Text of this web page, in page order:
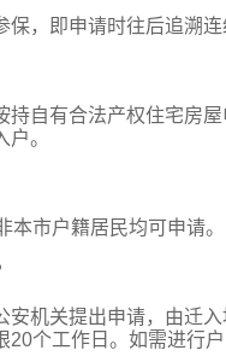
，即申请时往后追溯连
持自有合法产权住宅房
。
市户籍居民均可申请。
安机关提出申请，由迁
个工作日。如需进行